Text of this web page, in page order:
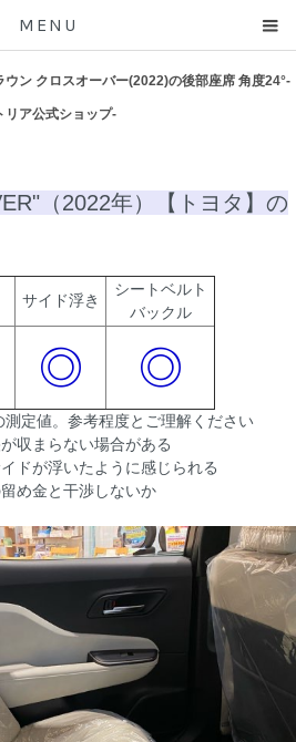
MENU
ウン クロスオーバー(2022)の後部座席 角度24°-
リア公式ショップ-
（2022年）【トヨタ】の
サイド浮き
シートベルト
バックル
◎ ◎
定値。参考程度とご理解ください
収まらない場合がある
ドが浮いたように感じられる
め金と干渉しないか